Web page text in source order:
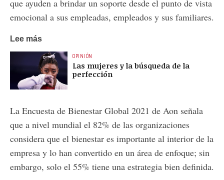
que ayuden a brindar un soporte desde el punto de vista
emocional a sus empleadas, empleados y sus familiares.
Lee más
OPINIÓN
Las mujeres y la búsqueda de la
perfección
La Encuesta de Bienestar Global 2021 de Aon señala
que a nivel mundial el 82% de las organizaciones
considera que el bienestar es importante al interior de la
empresa y lo han convertido en un área de enfoque; sin
embargo, solo el 55% tiene una estrategia bien definida.